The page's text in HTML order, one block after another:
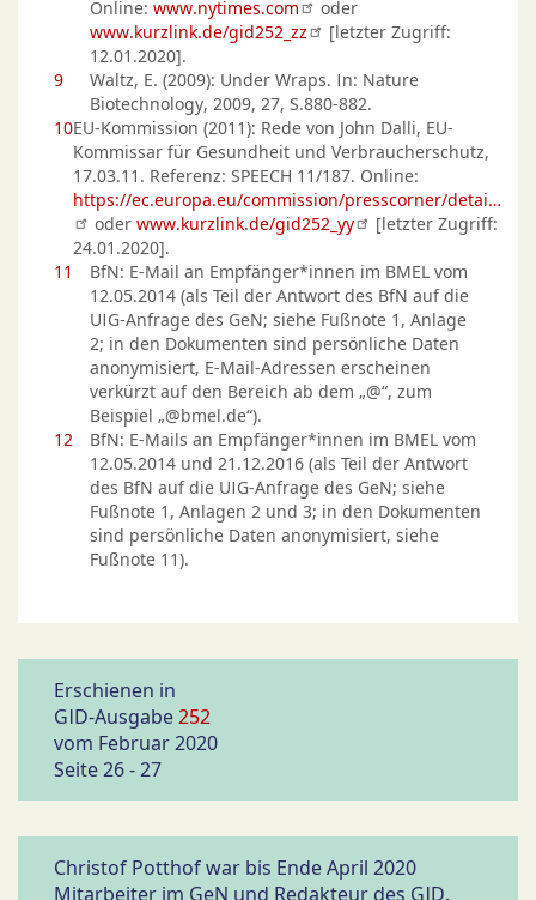
Online: www.nytimes.com
oder
www.kurzlink.de/gid252_zz
[letzter Zugriff:
12.01.2020].
9
Waltz, E. (2009): Under Wraps. In: Nature
Biotechnology, 2009, 27, S.880-882.
10EU-Kommission (2011): Rede von John Dalli, EU-
Kommissar für Gesundheit und Verbraucherschutz,
17.03.11. Referenz: SPEECH 11/187. Online:
https://ec.europa.eu/commission/presscorner/detai…
oder www.kurzlink.de/gid252_yy
[letzter Zugriff:
24.01.2020].
11
BfN: E-Mail an Empfänger*innen im BMEL vom
12.05.2014 (als Teil der Antwort des BfN auf die
UIG-Anfrage des GeN; siehe Fußnote 1, Anlage
2; in den Dokumenten sind persönliche Daten
anonymisiert, E-Mail-Adressen erscheinen
verkürzt auf den Bereich ab dem „@“, zum
Beispiel „@bmel.de“).
12
BfN: E-Mails an Empfänger*innen im BMEL vom
12.05.2014 und 21.12.2016 (als Teil der Antwort
des BfN auf die UIG-Anfrage des GeN; siehe
Fußnote 1, Anlagen 2 und 3; in den Dokumenten
sind persönliche Daten anonymisiert, siehe
Fußnote 11).
Erschienen in
GID-Ausgabe252
vom Februar 2020
Seite 26 - 27
Christof Potthof war bis Ende April 2020
Mitarbeiter im GeN und Redakteur des GID.